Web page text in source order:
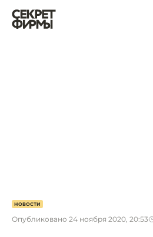
НОВОСТИ
Опубликовано 24 ноября 2020, 20:53